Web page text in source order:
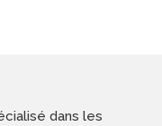
dans les